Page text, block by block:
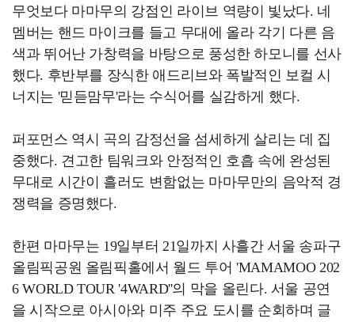
무엇보다 마마무의 강점인 라이브 역량이 빛났다. 네
멤버는 핸드 마이크를 들고 무대에 올라 각기 다른 음
색과 뛰어난 가창력을 바탕으로 풍성한 하모니를 선사
했다. 후반부를 장식한 애드리브와 폭발적인 보컬 시
너지는 '믿듣맘무'라는 수식어를 실감하게 했다.
퍼포먼스 역시 곡의 감정선을 섬세하게 살리는 데 집
중했다. 견고한 팀워크와 안정적인 호흡 속에 완성된
무대로 시간이 흘러도 변함없는 마마무만의 음악적 경
쟁력을 증명했다.
한편 마마무는 19일부터 21일까지 사흘간 서울 송파구
올림픽공원 올림픽홀에서 월드 투어 'MAMAMOO 202
6 WORLD TOUR '4WARD''의 막을 올린다. 서울 공연
을 시작으로 아시아와 미주 주요 도시를 순회하며 글